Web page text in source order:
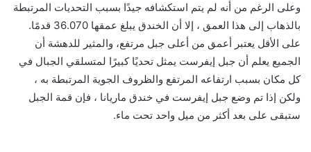
وعلى الرغم من أنه لم يتم استكشافه جيدًا بسبب التحديات المرتبطة
بالذهاب إلى هذا العمق ، إلا أن الخندق يبلغ عمقها 36.070 قدمًا.
على الأقل يعتبر أعمق من أعلى جبل مرتفع، والمثير للدهشة أن
الجميع يعلم أن جبل إيفرست يمثل تحديًا كبيرًا لمتسلقي الجبال في
كل مكان بسبب ارتفاعه المرتفع والظروف الجوية المرتبطة به ،
ولكن إذا تم وضع جبل إيفرست في خندق ماريانا ، فإن قمة الجبل
ستبقى على بعد أكثر من ميل واحد تحت ماء.